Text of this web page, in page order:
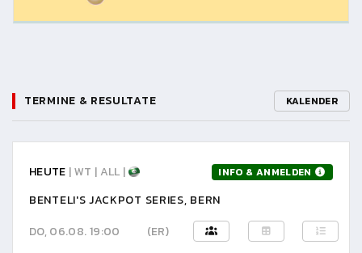
TERMINE & RESULTATE KALENDER
HEUTE | WT | ALL | INFO & ANMELDEN
BENTELI'S JACKPOT SERIES, BERN
DO, 06.08. 19:00
(ER)